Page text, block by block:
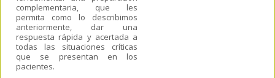
complementaria, que les
permita como lo describimos
anteriormente, dar una
respuesta rápida y acertada a
todas las situaciones críticas
que se presentan en los
pacientes.